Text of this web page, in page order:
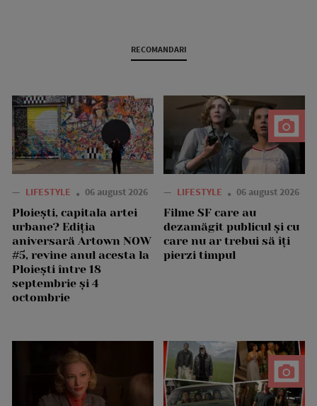
RECOMANDARI
— LIFESTYLE 06 august 2026
Ploiești, capitala artei
urbane? Ediția
aniversară Artown NOW
#5, revine anul acesta la
Ploiești între 18
septembrie și 4
octombrie
— LIFESTYLE 06 august 2026
Filme SF care au
dezamăgit publicul și cu
care nu ar trebui să îți
pierzi timpul